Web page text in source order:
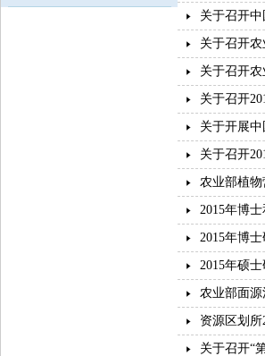
关于召开
关于召开
关于召开
关于召开
关于开展
关于召开
农业部植
2015年博
2015年博
2015年硕
农业部面
资源区划
关于召开“